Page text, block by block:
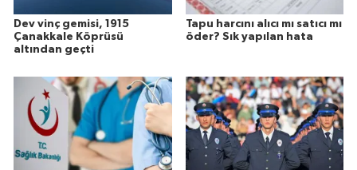
Dev vinç gemisi, 1915
Çanakkale Köprüsü
altından geçti
Tapu harcını alıcı mı satıcı mı
öder? Sık yapılan hata